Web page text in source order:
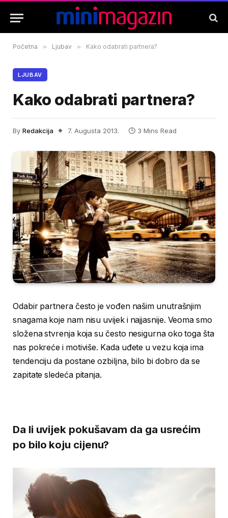
Početna » Ljubav » Kako odabrati partnera?
LJUBAV
Kako odabrati partnera?
By Redakcija 7. Augusta 2013. 3 Mins Read
Odabir partnera često je vođen našim unutrašnjim
snagama koje nam nisu uvijek i najjasnije. Veoma smo
složena stvrenja koja su često nesigurna oko toga šta
nas pokreće i motiviše. Kada uđete u vezu koja ima
tendenciju da postane ozbiljna, bilo bi dobro da se
zapitate sledeća pitanja.
Da li uvijek pokušavam da ga usrećim
po bilo koju cijenu?